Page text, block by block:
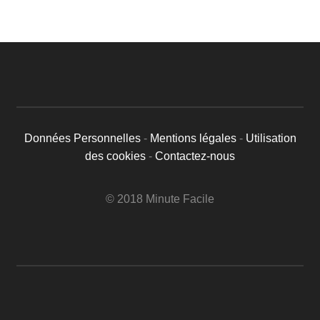
Données Personnelles - Mentions légales- Utilisation
des cookies - Contactez-nous
© 2018 Minute Facile